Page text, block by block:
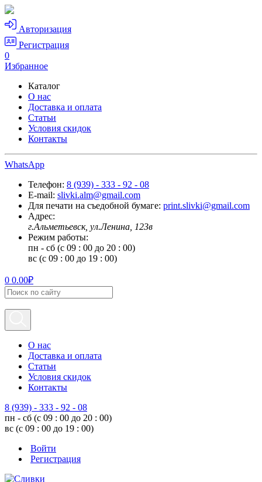
Авторизация
Регистрация
0
Избранное
Каталог
О нас
Доставка и оплата
Статьи
Условия скидок
Контакты
WhatsApp
Телефон: 8 (939) - 333 - 92 - 08
E-mail: slivki.alm@gmail.com
Для печати на съедобной бумаге: print.slivki@gmail.com
Адрес:
г.Альметьевск, ул.Ленина, 123в
Режим работы:
пн - сб (с 09 : 00 до 20 : 00)
вс (с 09 : 00 до 19 : 00)
0 0.00₽
О нас
Доставка и оплата
Статьи
Условия скидок
Контакты
8 (939) - 333 - 92 - 08
пн - сб (с 09 : 00 до 20 : 00)
вс (с 09 : 00 до 19 : 00)
Войти
Регистрация